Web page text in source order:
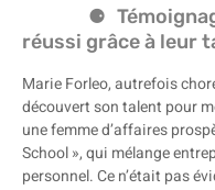
réussi grâce à leur
Marie Forleo, autrefois
découvert son talent pour
une femme d’affaires
School », qui mélange
personnel. Ce n’était pas